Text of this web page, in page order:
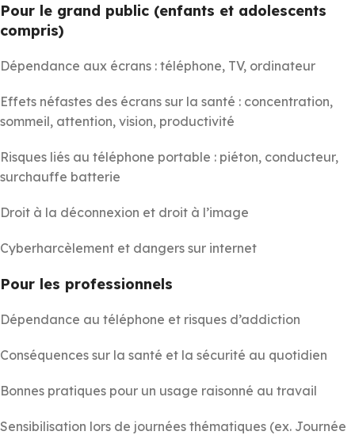
Pour le grand public (enfants et adolescents
compris)
Dépendance aux écrans : téléphone, TV, ordinateur
Effets néfastes des écrans sur la santé : concentration,
sommeil, attention, vision, productivité
Risques liés au téléphone portable : piéton, conducteur,
surchauffe batterie
Droit à la déconnexion et droit à l’image
Cyberharcèlement et dangers sur internet
Pour les professionnels
Dépendance au téléphone et risques d’addiction
Conséquences sur la santé et la sécurité au quotidien
Bonnes pratiques pour un usage raisonné au travail
Sensibilisation lors de journées thématiques (ex. Journée